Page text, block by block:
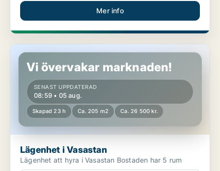
Mer info
Lägenhet i Vasastan
Vi övervakar marknaden!
SENAST UPPDATERAD
08:59 • 05 aug.
Skapad 23 h Ca. 205 m2 Ca. 26 500 kr.
Lägenhet i Vasastan
Lägenhet att hyra i Vasastan Bostaden har 5 rum